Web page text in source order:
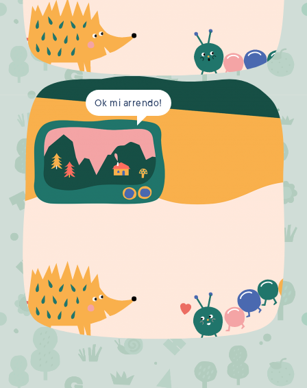
Ok mi arrendo!